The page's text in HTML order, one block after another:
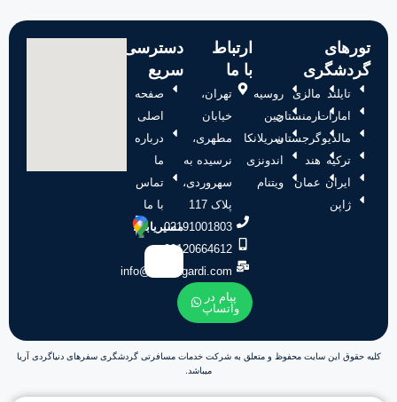
ارتباط
با ما
تهران،
خیابان
مطهری،
نرسیده به
سهروردی،
پلاک 117
02191001803
09120664612
info@donyagardi.com
پیام در
واتساپ
دسترسی
سریع
صفحه
اصلی
درباره
ما
تماس
با ما
مسیریابی:
تورهای
گردشگری
تایلند
امارات
مالدیو
ترکیه
ایران
ژاپن
مالزی
ارمنستان
گرجستان
هند
عمان
روسیه
چین
سریلانکا
اندونزی
ویتنام
کلیه حقوق این سایت محفوظ و متعلق به شرکت خدمات مسافرتی گردشگری سفرهای دنیاگردی آریا
میباشد.